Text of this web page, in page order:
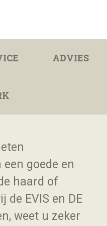
ADVIES
goede en
haard of
de EVIS en DE
weet u zeker